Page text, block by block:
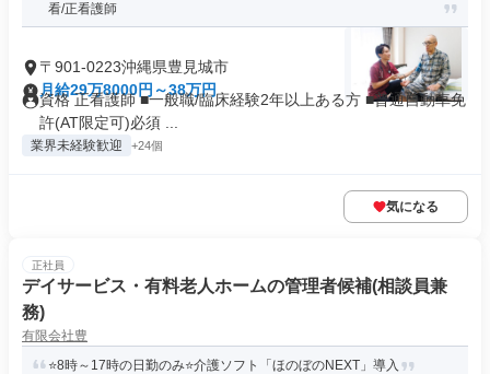
看/正看護師
〒901-0223沖縄県豊見城市
月給29万8000円～38万円
資格 正看護師 ■一般職/臨床経験2年以上ある方 ■普通自動車免
許(AT限定可)必須 ...
業界未経験歓迎 +24個
気になる
正社員
デイサービス・有料老人ホームの管理者候補(相談員兼
務)
有限会社豊
⭐8時～17時の日勤のみ⭐介護ソフト「ほのぼのNEXT」導入